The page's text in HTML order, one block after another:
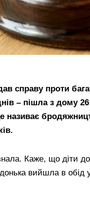
справу проти
– пішла з дому
називає
Каже, що діти
вийшла в обід